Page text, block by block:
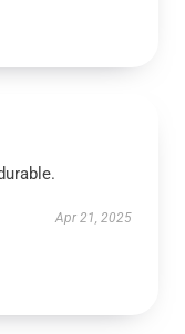
Apr 21, 2025